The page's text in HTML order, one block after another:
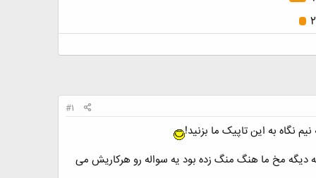
#1
دیگه مخ ما هنگ منگ زده بود یه سواله رو هرکاریش می